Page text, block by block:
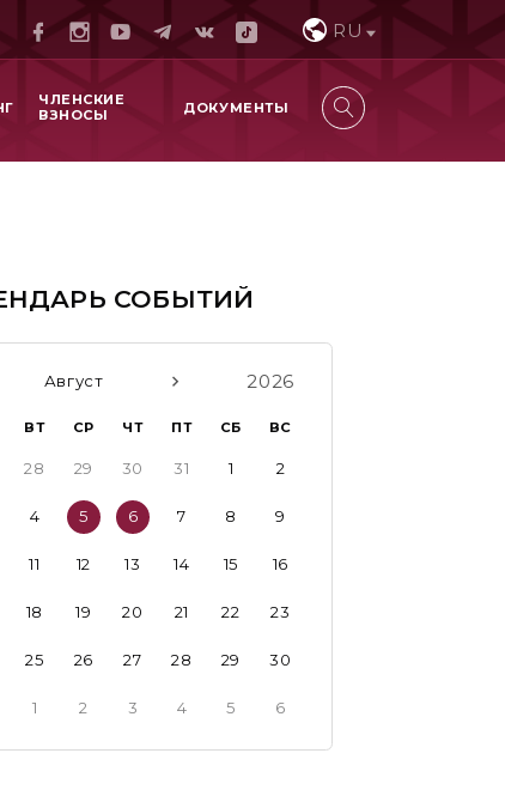
RU
ЧЛЕНСКИЕ
ВЗНОСЫ
ДОКУМЕНТЫ
СОБЫТИЙ
Август 2026
ВТ СР ЧТ ПТ СБ ВС
28 29 30 31 1 2
4 5 6 7 8 9
11 12 13 14 15 16
18 19 20 21 22 23
25 26 27 28 29 30
1 2 3 4 5 6